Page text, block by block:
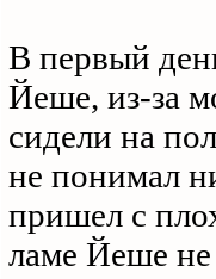
В первый
Йеше, из-за
сидели на
не понимал
пришел с
ламе Йеше не